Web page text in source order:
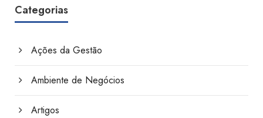
Categorias
Ações da Gestão
Ambiente de Negócios
Artigos